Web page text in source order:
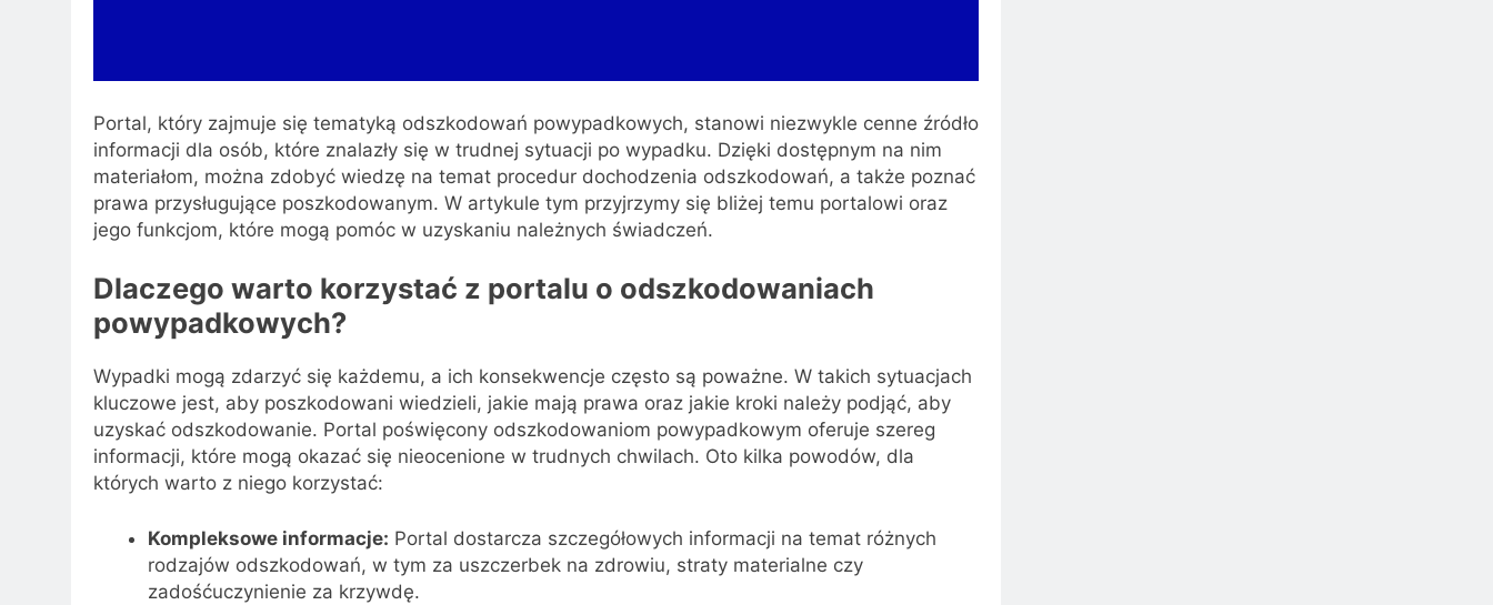
Portal, który zajmuje się tematyką odszkodowań powypadkowych, stanowi niezwykle cenne źródło
informacji dla osób, które znalazły się w trudnej sytuacji po wypadku. Dzięki dostępnym na nim
materiałom, można zdobyć wiedzę na temat procedur dochodzenia odszkodowań, a także poznać
prawa przysługujące poszkodowanym. W artykule tym przyjrzymy się bliżej temu portalowi oraz
jego funkcjom, które mogą pomóc w uzyskaniu należnych świadczeń.
Dlaczego warto korzystać z portalu o odszkodowaniach
powypadkowych?
Wypadki mogą zdarzyć się każdemu, a ich konsekwencje często są poważne. W takich sytuacjach
kluczowe jest, aby poszkodowani wiedzieli, jakie mają prawa oraz jakie kroki należy podjąć, aby
uzyskać odszkodowanie. Portal poświęcony odszkodowaniom powypadkowym oferuje szereg
informacji, które mogą okazać się nieocenione w trudnych chwilach. Oto kilka powodów, dla
których warto z niego korzystać:
Kompleksowe informacje: Portal dostarcza szczegółowych informacji na temat różnych
rodzajów odszkodowań, w tym za uszczerbek na zdrowiu, straty materialne czy
zadośćuczynienie za krzywdę.